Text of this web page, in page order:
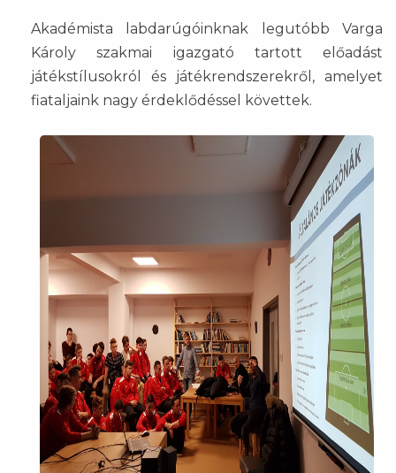
Akadémista labdarúgóinknak legutóbb Varga
Károly szakmai igazgató tartott előadást
játékstílusokról és játékrendszerekről, amelyet
fiataljaink nagy érdeklődéssel követtek.